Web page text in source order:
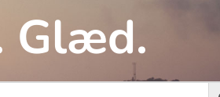
Glæd.